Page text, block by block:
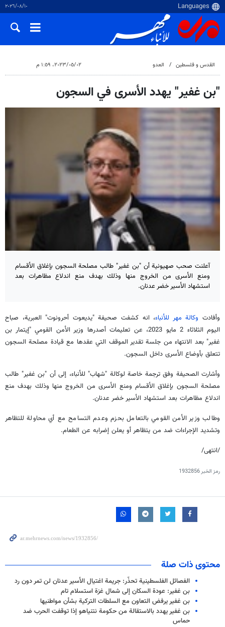
١٠‏/٠٨‏/٢٠٢٦
القدس و فلسطین العدو ٠٢‏/٠٥‏/٢٠٢٣، ١:٥٩ م
"بن غفير" يهدد الأسرى في السجون
آعلنت صحب صهیونیة أن "بن غفير" طالب مصلحة السجون بإغلاق الأقسام
ومنع الأسرى من الخروج منها وذلك بهدف منع اندلاع مظاهرات بعد
استشهاد الأسير خضر عدنان.
وأفادت وكالة مهر للأنباء، انه كشفت صحيفة "يديعوت أحرونوت" العبرية، صباح
اليوم الثلاثاء 2 مايو 2023، عن تعليمات أصدرها وزير الأمن القومي "إيتمار بن
غفير" بعد الانتهاء من جلسة تقدير الموقف التي عقدها مع قيادة مصلحة السجون
تتعلق بأوضاع الأسرى داخل السجون.
وأشارت الصحيفة وفق ترجمة خاصة لوكالة "شهاب" للأنباء، إلى أن "بن غفير" طالب
مصلحة السجون بإغلاق الأقسام ومنع الأسرى من الخروج منها وذلك بهدف منع
اندلاع مظاهرات بعد استشهاد الأسير خضر عدنان.
وطالب وزير الأمن القومي بالتعامل بحزم وعدم التسامح مع أي محاولة للتظاهر
وتشديد الإجراءات ضد من يتظاهر أو يعلن إضرابه عن الطعام.
/انتهی/
رمز الخبر1932856
محتوى ذات صلة
الفصائل الفلسطينية تحذّر: جريمة اغتيال الأسير عدنان لن تمر دون رد
بن غفير: عودة السكان إلى شمال غزة استسلام تام
بن غفير يرفض التعاون مع السلطات التركية بشأن مواطنيها
بن غفير يهدد بالاستقالة من حكومة نتنياهو إذا توقفت الحرب ضد
حماس